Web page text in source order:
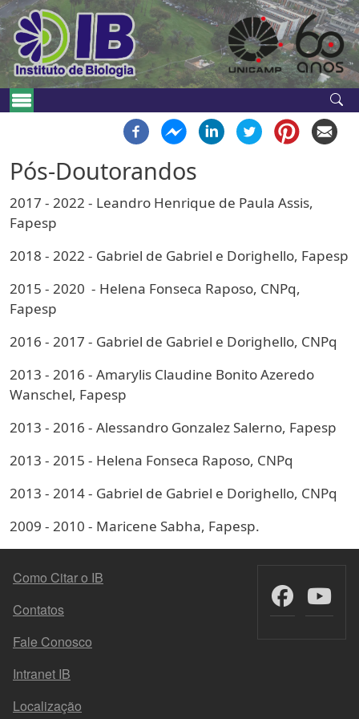
Pular para o conteúdo principal
Navegação principal
Pós-Doutorandos
2017 - 2022 - Leandro Henrique de Paula Assis,
Fapesp
2018 - 2022 - Gabriel de Gabriel e Dorighello, Fapesp
2015 - 2020 - Helena Fonseca Raposo, CNPq,
Fapesp
2016 - 2017 - Gabriel de Gabriel e Dorighello, CNPq
2013 - 2016 - Amarylis Claudine Bonito Azeredo
Wanschel, Fapesp
2013 - 2016 - Alessandro Gonzalez Salerno, Fapesp
2013 - 2015 - Helena Fonseca Raposo, CNPq
2013 - 2014 - Gabriel de Gabriel e Dorighello, CNPq
2009 - 2010 - Maricene Sabha, Fapesp.
MENU DO RODAPÉ
Como Citar o IB
Contatos
Fale Conosco
Intranet IB
Localização